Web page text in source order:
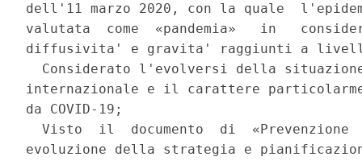
dell'11 marzo 2020, con la quale
valutata  come  «pandemia»   in
diffusivita' e gravita' raggiunti a
Considerato l'evolversi della
internazionale e il carattere
da COVID-19;
Visto  il  documento  di  «Prevenzione
evoluzione della strategia e